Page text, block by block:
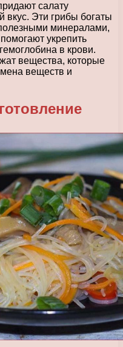
салату
Эти грибы богаты
минералами,
укрепить
в крови.
вещества, которые
веществ и